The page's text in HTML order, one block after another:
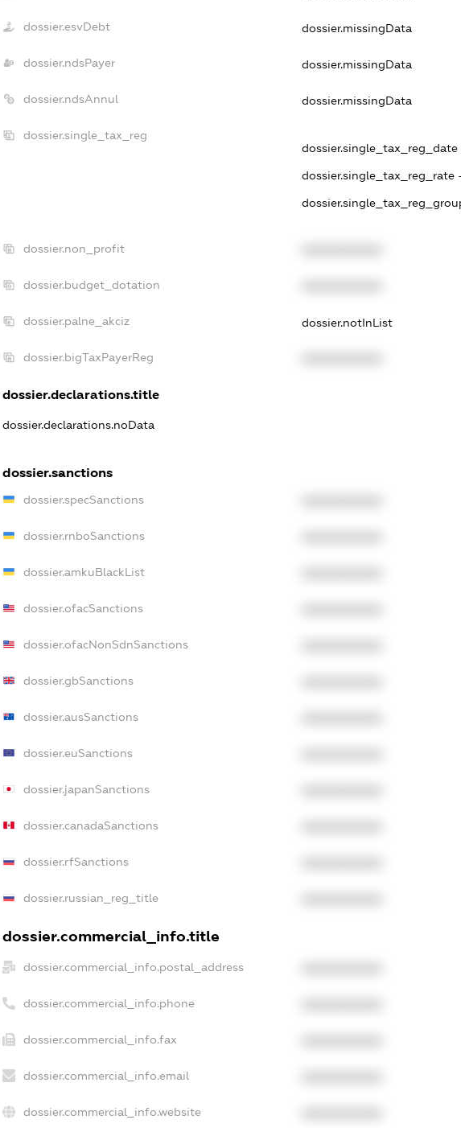
dossier.esvDebt dossier.missingData
dossier.ndsPayer dossier.missingData
dossier.ndsAnnul dossier.missingData
dossier.single_tax_reg
dossier.single_tax_reg_date -
dossier.single_tax_reg_rate
dossier.non_profit
dossier.budget_dotation
dossier.palne_akciz dossier.notInList
dossier.bigTaxPayerReg
dossier.declarations.title
dossier.declarations.noData
dossier.sanctions
dossier.specSanctions
dossier.rnboSanctions
dossier.amkuBlackList
dossier.ofacSanctions
dossier.ofacNonSdnSanctions
dossier.gbSanctions
dossier.ausSanctions
dossier.euSanctions
dossier.japanSanctions
dossier.canadaSanctions
dossier.rfSanctions
dossier.russian_reg_title
dossier.commercial_info.title
dossier.commercial_info.postal_address
dossier.commercial_info.phone
dossier.commercial_info.fax
dossier.commercial_info.email
dossier.commercial_info.website